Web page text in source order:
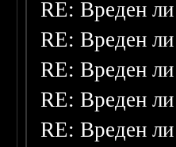
RE: Вреден
RE: Вреден
RE: Вреден
RE: Вреден
RE: Вреден